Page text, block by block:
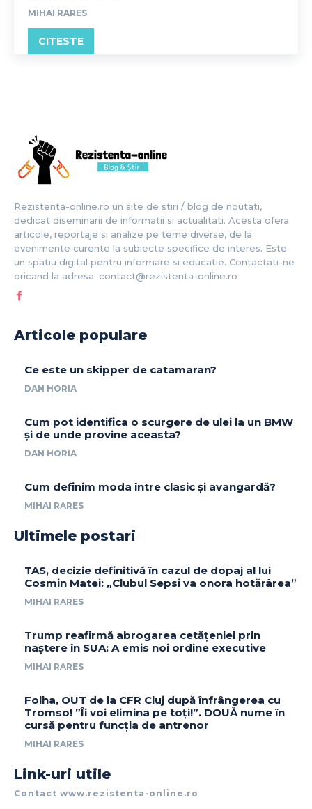
MIHAI RARES
CITESTE
Rezistenta-online.ro un site de stiri / blog de noutati,
dedicat diseminarii de informatii si actualitati. Acesta ofera
articole, reportaje si analize pe teme diverse, de la
evenimente curente la subiecte specifice de interes. Este
un spatiu digital pentru informare si educatie. Contactati-ne
oricand la adresa: contact@rezistenta-online.ro
Articole populare
Ce este un skipper de catamaran?
DAN HORIA
Cum pot identifica o scurgere de ulei la un BMW
și de unde provine aceasta?
DAN HORIA
Cum definim moda între clasic și avangardă?
MIHAI RARES
Ultimele postari
TAS, decizie definitivă în cazul de dopaj al lui
Cosmin Matei: „Clubul Sepsi va onora hotărârea”
MIHAI RARES
Trump reafirmă abrogarea cetățeniei prin
naștere în SUA: A emis noi ordine executive
MIHAI RARES
Folha, OUT de la CFR Cluj după înfrângerea cu
Tromso! ”Îi voi elimina pe toți!”. DOUĂ nume în
cursă pentru funcția de antrenor
MIHAI RARES
Link-uri utile
Contact www.rezistenta-online.ro